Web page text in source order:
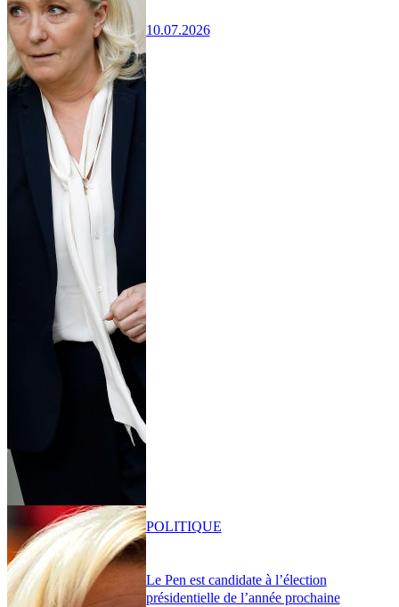
10.07.2026
Le Pen est candidate à l’élection
présidentielle de l’année prochaine
POLITIQUE